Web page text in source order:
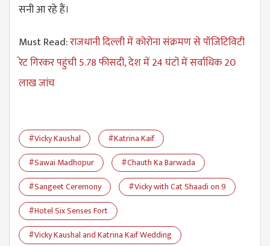
सनी आ रहे हैं।
Must Read:राजधानी दिल्ली में कोरोना संक्रमण से पॉजिटिविटी
रेट गिरकर पहुंची 5.78 फीसदी, देश में 24 घंटों में सर्वाधिक 20
लाख जांच
#Vicky Kaushal
#Katrina Kaif
#Sawai Madhopur
#Chauth Ka Barwada
#Sangeet Ceremony
#Vicky with Cat Shaadi on 9
#Hotel Six Senses Fort
#Vicky Kaushal and Katrina Kaif Wedding